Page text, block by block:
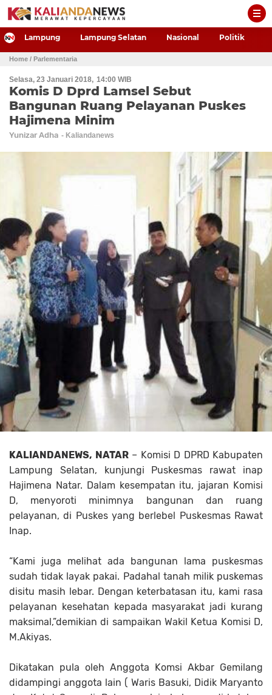
-->
Lampung Lampung Selatan Nasional Politik
Home / Parlementaria
Selasa, 23 Januari 2018 14:00 WIB
Komis D Dprd Lamsel Sebut
Bangunan Ruang Pelayanan Puskes
Hajimena Minim
Yunizar Adha
KALIANDANEWS, NATAR– Komisi D DPRD Kabupaten
Lampung Selatan, kunjungi Puskesmas rawat inap
Hajimena Natar. Dalam kesempatan itu, jajaran Komisi
D, menyoroti minimnya bangunan dan ruang
pelayanan, di Puskes yang berlebel Puskesmas Rawat
Inap.
“Kami juga melihat ada bangunan lama puskesmas
sudah tidak layak pakai. Padahal tanah milik puskemas
disitu masih lebar. Dengan keterbatasan itu, kami rasa
pelayanan kesehatan kepada masyarakat jadi kurang
maksimal,”demikian di sampaikan Wakil Ketua Komisi D,
M.Akiyas.
Dikatakan pula oleh Anggota Komsi Akbar Gemilang
didampingi anggota lain ( Waris Basuki, Didik Maryanto